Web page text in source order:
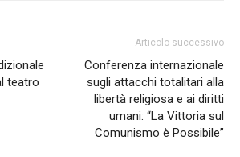
teatro
Articolo successivo
Conferenza internazionale
sugli attacchi totalitari alla
libertà religiosa e ai diritti
umani: “La Vittoria sul
Comunismo è Possibile”